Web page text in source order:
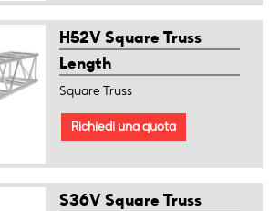
H52V Square Truss
Length
Square Truss
Richiedi una quota
S36V Square Truss